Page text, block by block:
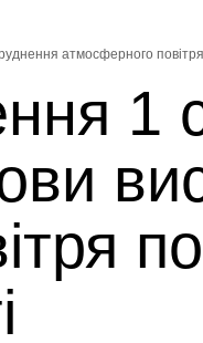
атмосферного повітря
1